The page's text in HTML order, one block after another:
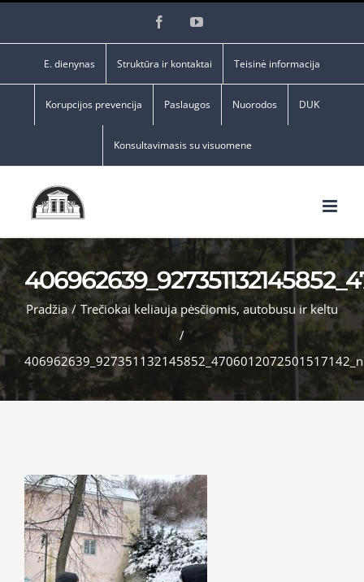
FacebookYouTube
E. dienynas Struktūra ir kontaktai Teisinė informacija
Korupcijos prevencija Paslaugos Nuorodos DUK
Konsultavimasis su visuomene
Pradžia / Trečiokai keliauja pėsčiomis, autobusu ir keltu
/
406962639_927351132145852_4706012072501517142_n